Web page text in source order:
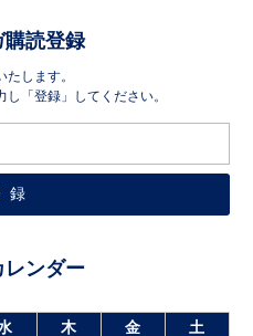
購読登録
します。
「登録」してください。
レンダー
木 金
土